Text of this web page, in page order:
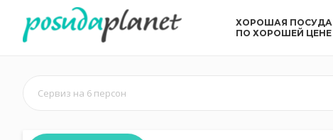
ХОРОШАЯ ПОСУДА
ПО ХОРОШЕЙ ЦЕНЕ
Сервиз на 6 персон